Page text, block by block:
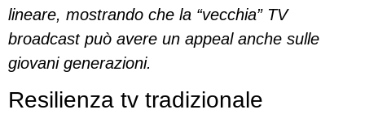
lineare, mostrando che la “vecchia” TV
broadcast può avere un appeal anche sulle
giovani generazioni.
Resilienza tv tradizionale